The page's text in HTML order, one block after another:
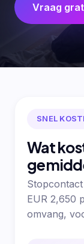
Vraag
SNEL
Wat
EUR 2,650
omvang,